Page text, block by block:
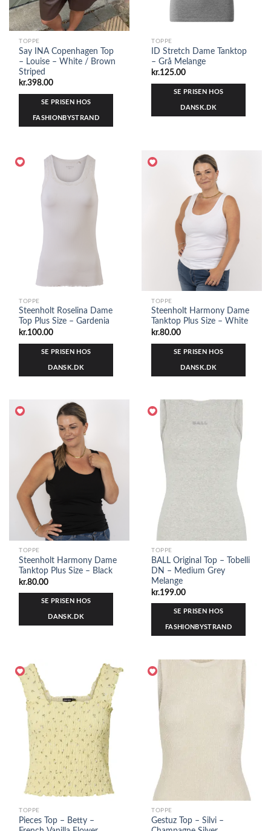
TOPPE
Say INA Copenhagen Top
– Louise – White / Brown
Striped
kr.398.00
SE PRISEN HOS
FASHIONBYSTRAND
TOPPE
ID Stretch Dame Tanktop
– Grå Melange
kr.125.00
SE PRISEN HOS
DANSK.DK
TOPPE
Steenholt Roselina Dame
Top Plus Size – Gardenia
kr.100.00
SE PRISEN HOS
DANSK.DK
TOPPE
Steenholt Harmony Dame
Tanktop Plus Size – White
kr.80.00
SE PRISEN HOS
DANSK.DK
TOPPE
Steenholt Harmony Dame
Tanktop Plus Size – Black
kr.80.00
SE PRISEN HOS
DANSK.DK
TOPPE
BALL Original Top – Tobelli
DN – Medium Grey
Melange
kr.199.00
SE PRISEN HOS
FASHIONBYSTRAND
TOPPE
Pieces Top – Betty –
TOPPE
Gestuz Top – Silvi –